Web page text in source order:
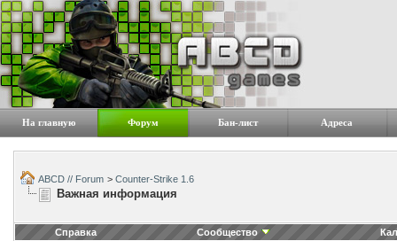
На главную Форум Бан-лист Адреса
ABCD // Forum > Counter-Strike 1.6
Важная информация
Справка Сообщество